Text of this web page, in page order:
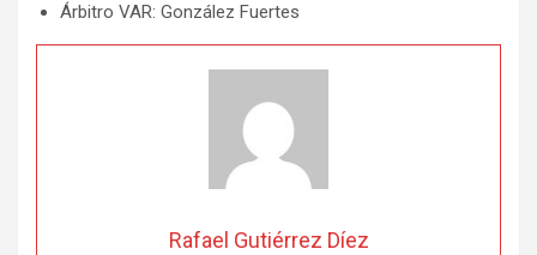
Árbitro VAR: González Fuertes
Rafael Gutiérrez Díez